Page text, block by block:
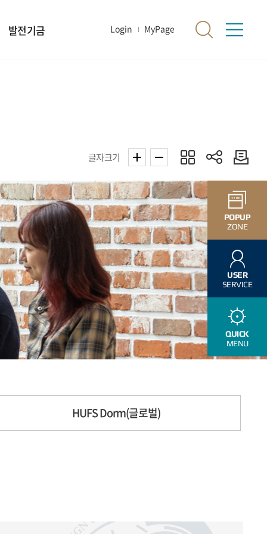
발전기금 Login MyPage
POPUP
ZONE
USER
SERVICE
QUICK
MENU
글자크기
HUFS Dorm(글로벌)